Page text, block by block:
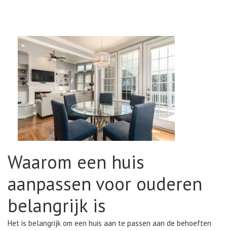
Waarom een huis
aanpassen voor ouderen
belangrijk is
Het is belangrijk om een huis aan te passen aan de behoeften